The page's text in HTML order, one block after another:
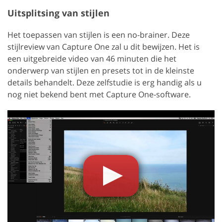
Uitsplitsing van stijlen
Het toepassen van stijlen is een no-brainer. Deze
stijlreview van Capture One zal u dit bewijzen. Het is
een uitgebreide video van 46 minuten die het
onderwerp van stijlen en presets tot in de kleinste
details behandelt. Deze zelfstudie is erg handig als u
nog niet bekend bent met Capture One-software.